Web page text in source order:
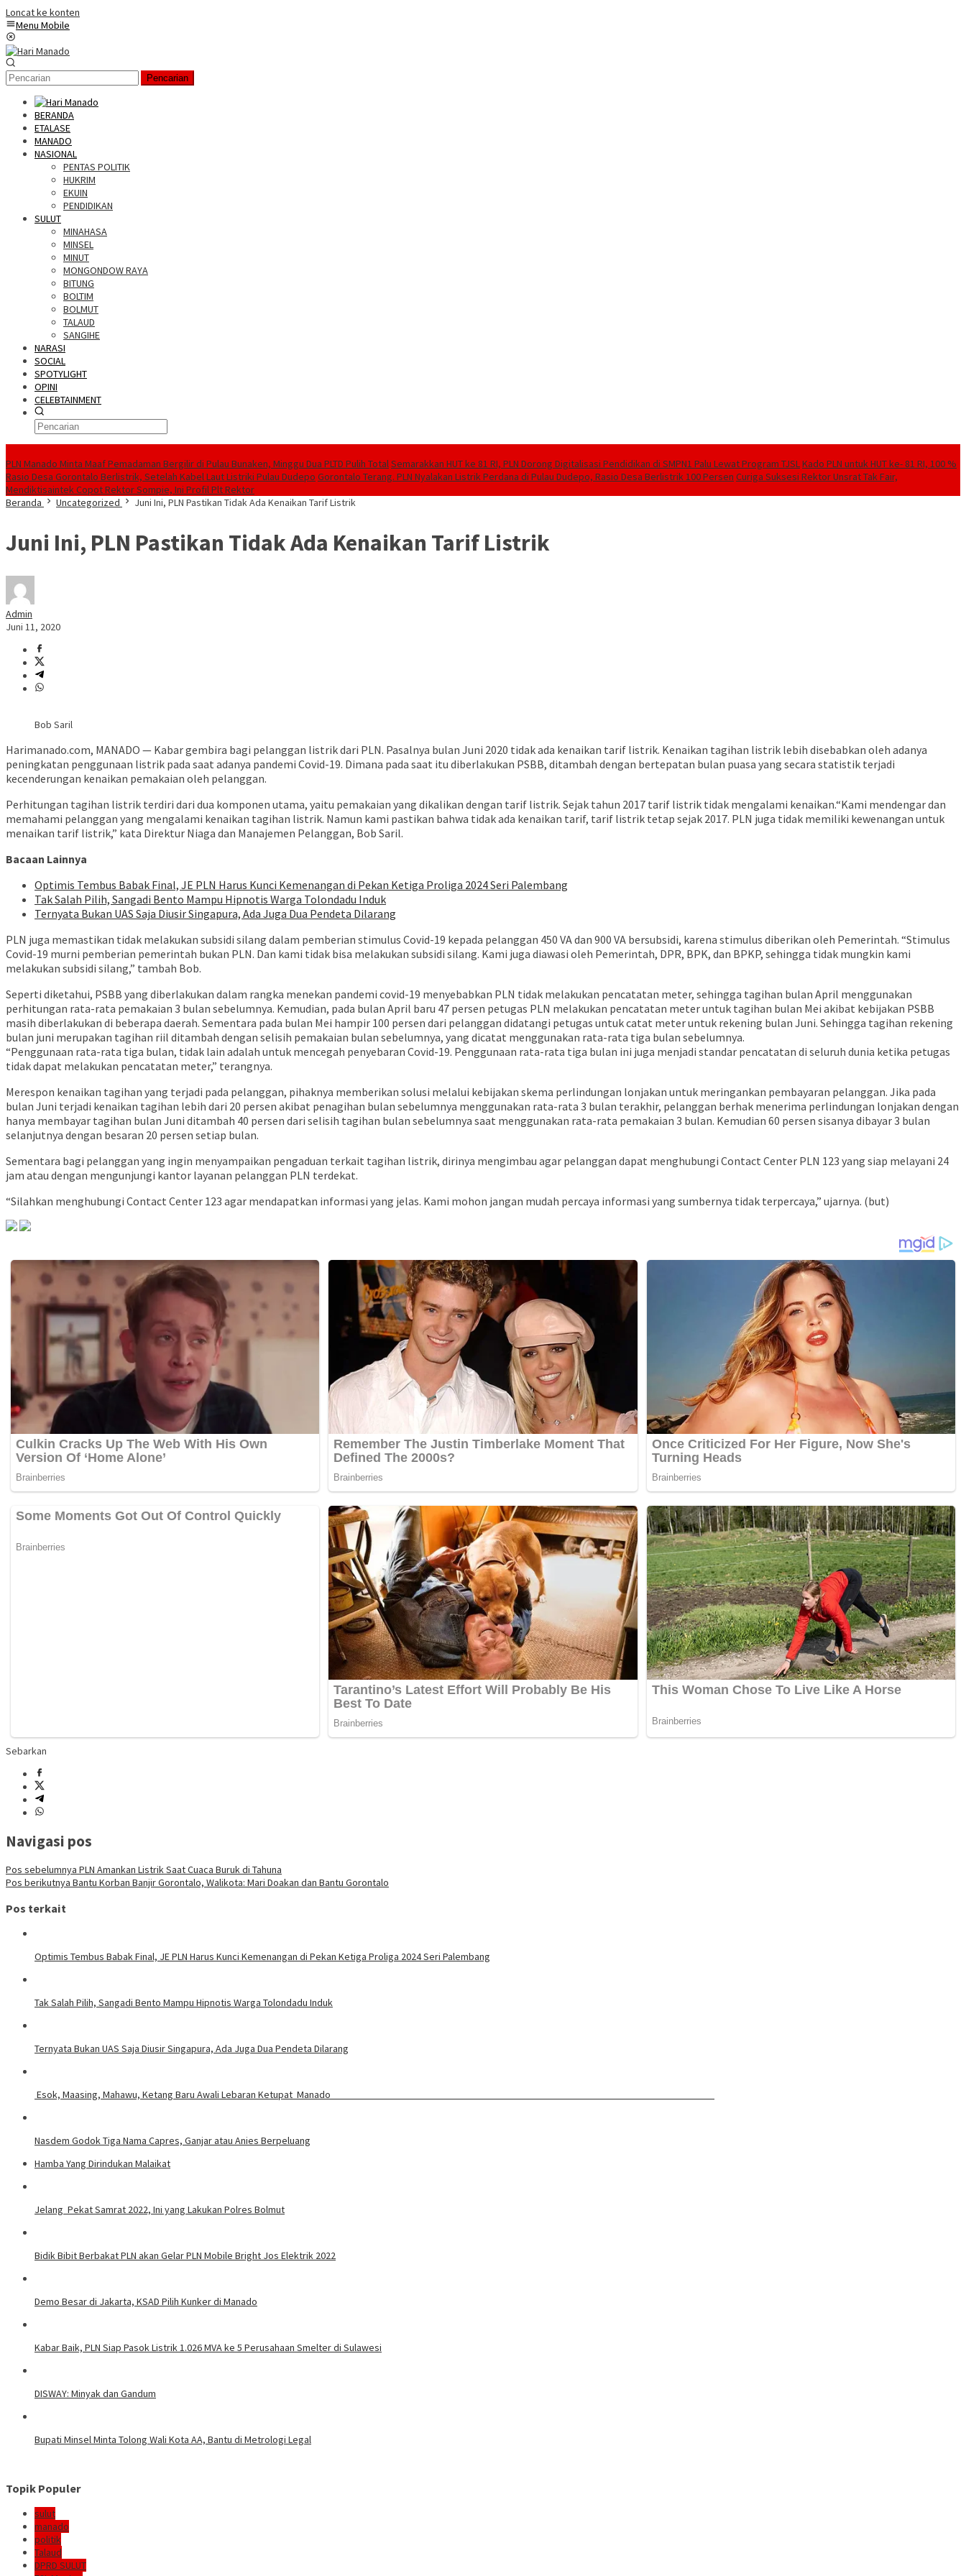
Loncat ke konten
Menu Mobile
Pencarian
BERANDA
ETALASE
MANADO
NASIONAL
PENTAS POLITIK
HUKRIM
EKUIN
PENDIDIKAN
SULUT
MINAHASA
MINSEL
MINUT
MONGONDOW RAYA
BITUNG
BOLTIM
BOLMUT
TALAUD
SANGIHE
NARASI
SOCIAL
SPOTYLIGHT
OPINI
CELEBTAINMENT
PLN Manado Minta Maaf Pemadaman Bergilir di Pulau Bunaken, Minggu Dua PLTD Pulih TotalSemarakkan HUT ke 81 RI, PLN Dorong Digitalisasi Pendidikan di SMPN1 Palu Lewat Program TJSLKado PLN untuk HUT ke- 81 RI, 100 %
Rasio Desa Gorontalo Berlistrik, Setelah Kabel Laut Listriki Pulau Dudepo Gorontalo Terang. PLN Nyalakan Listrik Perdana di Pulau Dudepo, Rasio Desa Berlistrik 100 Persen Curiga Suksesi Rektor Unsrat Tak Fair,
Mendiktisaintek Copot Rektor Sompie, Ini Profil Plt Rektor
Beranda
Uncategorized Juni Ini, PLN Pastikan Tidak Ada Kenaikan Tarif Listrik
Juni Ini, PLN Pastikan Tidak Ada Kenaikan Tarif Listrik
Admin
Juni 11, 2020
Bob Saril
Harimanado.com, MANADO — Kabar gembira bagi pelanggan listrik dari PLN. Pasalnya bulan Juni 2020 tidak ada kenaikan tarif listrik. Kenaikan tagihan listrik lebih disebabkan oleh adanya
peningkatan penggunaan listrik pada saat adanya pandemi Covid-19. Dimana pada saat itu diberlakukan PSBB, ditambah dengan bertepatan bulan puasa yang secara statistik terjadi
kecenderungan kenaikan pemakaian oleh pelanggan.
Perhitungan tagihan listrik terdiri dari dua komponen utama, yaitu pemakaian yang dikalikan dengan tarif listrik. Sejak tahun 2017 tarif listrik tidak mengalami kenaikan.“Kami mendengar dan
memahami pelanggan yang mengalami kenaikan tagihan listrik. Namun kami pastikan bahwa tidak ada kenaikan tarif, tarif listrik tetap sejak 2017. PLN juga tidak memiliki kewenangan untuk
menaikan tarif listrik,” kata Direktur Niaga dan Manajemen Pelanggan, Bob Saril.
Bacaan Lainnya
Optimis Tembus Babak Final, JE PLN Harus Kunci Kemenangan di Pekan Ketiga Proliga 2024 Seri Palembang
Tak Salah Pilih, Sangadi Bento Mampu Hipnotis Warga Tolondadu Induk
Ternyata Bukan UAS Saja Diusir Singapura, Ada Juga Dua Pendeta Dilarang
PLN juga memastikan tidak melakukan subsidi silang dalam pemberian stimulus Covid-19 kepada pelanggan 450 VA dan 900 VA bersubsidi, karena stimulus diberikan oleh Pemerintah. “Stimulus
Covid-19 murni pemberian pemerintah bukan PLN. Dan kami tidak bisa melakukan subsidi silang. Kami juga diawasi oleh Pemerintah, DPR, BPK, dan BPKP, sehingga tidak mungkin kami
melakukan subsidi silang,” tambah Bob.
Seperti diketahui, PSBB yang diberlakukan dalam rangka menekan pandemi covid-19 menyebabkan PLN tidak melakukan pencatatan meter, sehingga tagihan bulan April menggunakan
perhitungan rata-rata pemakaian 3 bulan sebelumnya. Kemudian, pada bulan April baru 47 persen petugas PLN melakukan pencatatan meter untuk tagihan bulan Mei akibat kebijakan PSBB
masih diberlakukan di beberapa daerah. Sementara pada bulan Mei hampir 100 persen dari pelanggan didatangi petugas untuk catat meter untuk rekening bulan Juni. Sehingga tagihan rekening
bulan juni merupakan tagihan riil ditambah dengan selisih pemakaian bulan sebelumnya, yang dicatat menggunakan rata-rata tiga bulan sebelumnya.
“Penggunaan rata-rata tiga bulan, tidak lain adalah untuk mencegah penyebaran Covid-19. Penggunaan rata-rata tiga bulan ini juga menjadi standar pencatatan di seluruh dunia ketika petugas
tidak dapat melakukan pencatatan meter,” terangnya.
Merespon kenaikan tagihan yang terjadi pada pelanggan, pihaknya memberikan solusi melalui kebijakan skema perlindungan lonjakan untuk meringankan pembayaran pelanggan. Jika pada
bulan Juni terjadi kenaikan tagihan lebih dari 20 persen akibat penagihan bulan sebelumnya menggunakan rata-rata 3 bulan terakhir, pelanggan berhak menerima perlindungan lonjakan dengan
hanya membayar tagihan bulan Juni ditambah 40 persen dari selisih tagihan bulan sebelumnya saat menggunakan rata-rata pemakaian 3 bulan. Kemudian 60 persen sisanya dibayar 3 bulan
selanjutnya dengan besaran 20 persen setiap bulan.
Sementara bagi pelanggan yang ingin menyampaikan pengaduan terkait tagihan listrik, dirinya mengimbau agar pelanggan dapat menghubungi Contact Center PLN 123 yang siap melayani 24
jam atau dengan mengunjungi kantor layanan pelanggan PLN terdekat.
“Silahkan menghubungi Contact Center 123 agar mendapatkan informasi yang jelas. Kami mohon jangan mudah percaya informasi yang sumbernya tidak terpercaya,” ujarnya. (but)
Sebarkan
Navigasi pos
Pos sebelumnya PLN Amankan Listrik Saat Cuaca Buruk di Tahuna
Pos berikutnya Bantu Korban Banjir Gorontalo, Walikota: Mari Doakan dan Bantu Gorontalo
Pos terkait
Optimis Tembus Babak Final, JE PLN Harus Kunci Kemenangan di Pekan Ketiga Proliga 2024 Seri Palembang
Tak Salah Pilih, Sangadi Bento Mampu Hipnotis Warga Tolondadu Induk
Ternyata Bukan UAS Saja Diusir Singapura, Ada Juga Dua Pendeta Dilarang
Esok, Maasing, Mahawu, Ketang Baru Awali Lebaran Ketupat Manado
Nasdem Godok Tiga Nama Capres, Ganjar atau Anies Berpeluang
Hamba Yang Dirindukan Malaikat
Jelang Pekat Samrat 2022, Ini yang Lakukan Polres Bolmut
Bidik Bibit Berbakat PLN akan Gelar PLN Mobile Bright Jos Elektrik 2022
Demo Besar di Jakarta, KSAD Pilih Kunker di Manado
Kabar Baik, PLN Siap Pasok Listrik 1.026 MVA ke 5 Perusahaan Smelter di Sulawesi
DISWAY: Minyak dan Gandum
Bupati Minsel Minta Tolong Wali Kota AA, Bantu di Metrologi Legal
Topik Populer
sulut
manado
politik
Talaud
DPRD SULUT